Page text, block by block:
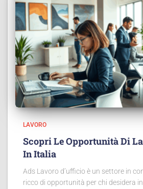
LAVORO
Scopri Le Opportunità Di
In Italia
Ads Lavoro d’ufficio è un settore in
ricco di opportunità per chi desidera